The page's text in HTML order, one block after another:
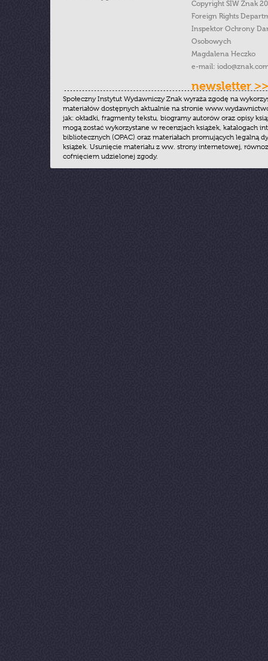
Copyright SIW Znak
Foreign Rights
Inspektor Ochrony
Osobowych
Magdalena Heczko
e-mail:
newsletter >>
Społeczny Instytut Wydawniczy Znak wyraża zgodę na
materiałów dostępnych aktualnie na stronie
jak: okładki, fragmenty tekstu, biogramy autorów oraz opisy
mogą zostać wykorzystane w recenzjach książek, katalogach
bibliotecznych (OPAC) oraz materiałach promujących legalną
książek. Usunięcie materiału z ww. strony internetowej,
cofnięciem udzielonej zgody.